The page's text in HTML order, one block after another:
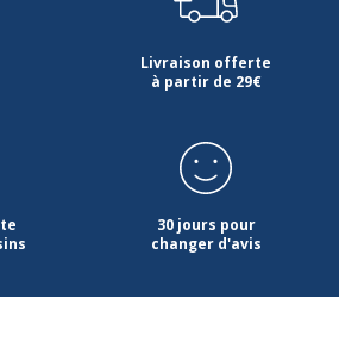
Livraison offerte
à partir de 29€
30 jours pour
changer d'avis